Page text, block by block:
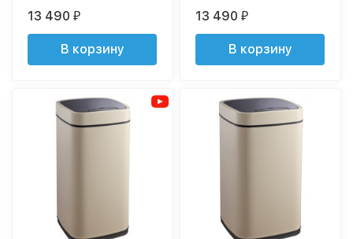
13 490₽
В корзину
13 490₽
В корзину